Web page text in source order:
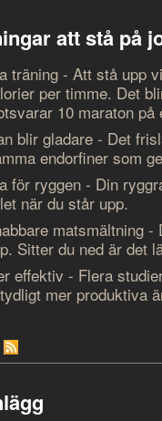
att stå på
träning - Att stå upp
per timme. Det
10 maraton på
blir gladare - Det
endorfiner som
för ryggen - Din
när du står upp.
matsmältning
Sitter du ned är det
effektiv - Flera
mer produktiva